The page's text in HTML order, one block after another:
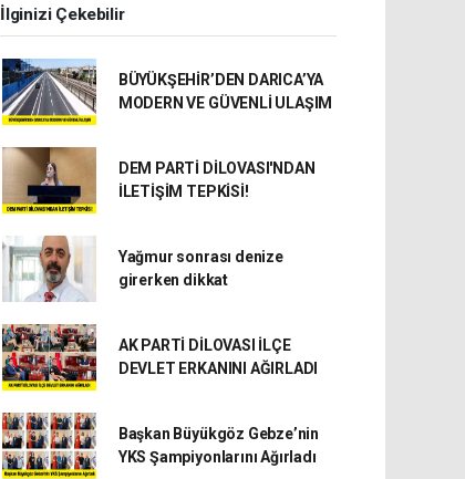
İlginizi Çekebilir
BÜYÜKŞEHİR’DEN DARICA’YA
MODERN VE GÜVENLİ ULAŞIM
DEM PARTİ DİLOVASI'NDAN
İLETİŞİM TEPKİSİ!
Yağmur sonrası denize
girerken dikkat
AK PARTİ DİLOVASI İLÇE
DEVLET ERKANINI AĞIRLADI
Başkan Büyükgöz Gebze’nin
YKS Şampiyonlarını Ağırladı